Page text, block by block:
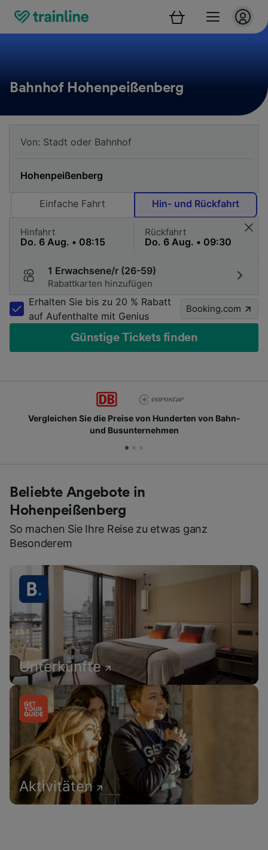
Bahnhof Hohenpeißenberg
Einfache Fahrt Hin- und Rückfahrt
Hinfahrt Rückfahrt
1 Erwachsene/r (26-59)
Rabattkarten hinzufügen
Erhalten Sie bis zu 20 % Rabatt
auf Aufenthalte mit Genius
Booking.com
Günstige Tickets finden
Sie die Preise von Hunderten von Bahn-
und Busunternehmen
Beliebte Angebote in
Hohenpeißenberg
So machen Sie Ihre Reise zu etwas ganz
Besonderem
Unterkünfte
Aktivitäten